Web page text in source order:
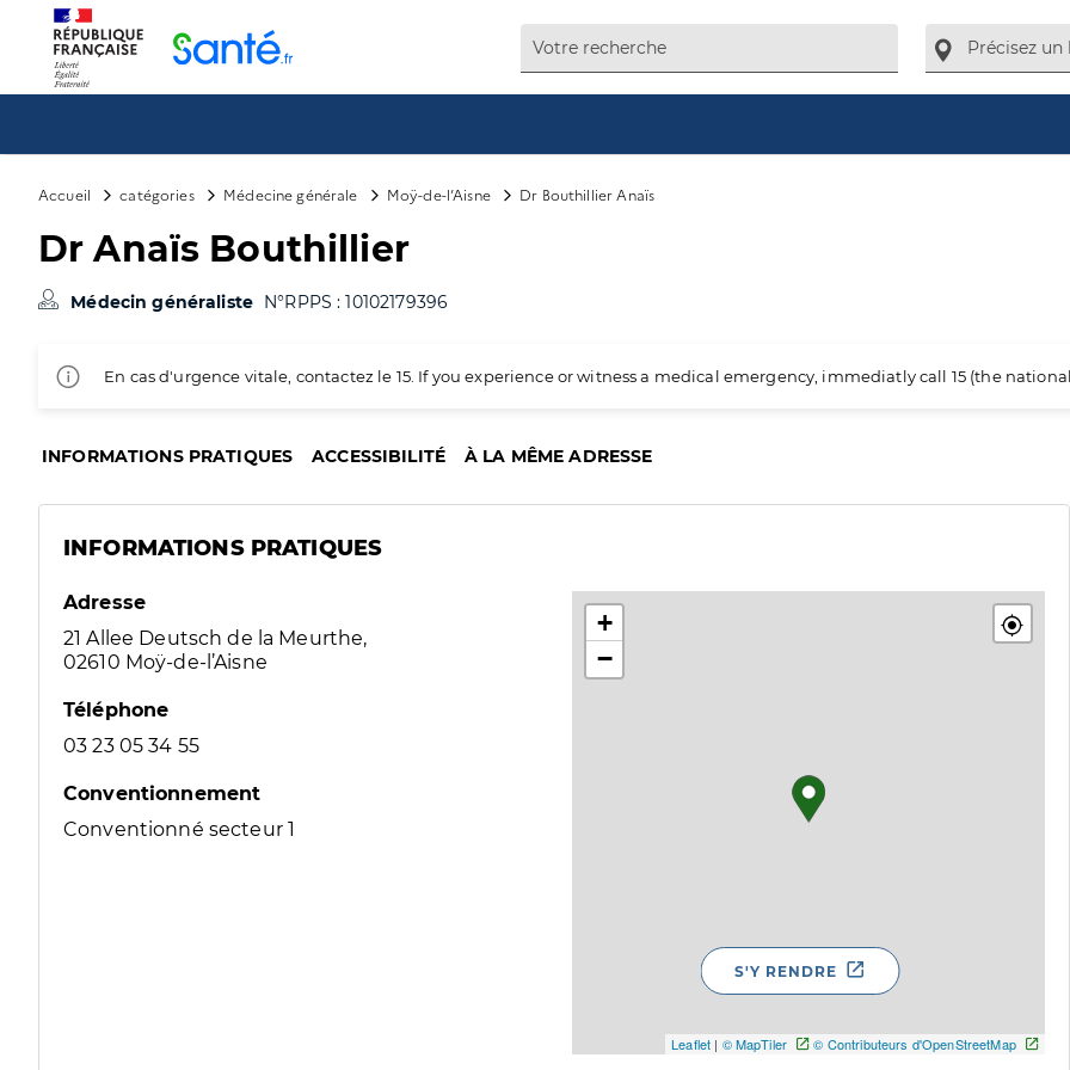
Accueil catégories Médecine générale Moÿ-de-l’Aisne Dr Bouthillier Anaïs
Dr Anaïs Bouthillier
Médecin généraliste N°RPPS : 10102179396
En cas d'urgence vitale, contactez le 15. If you experience or witness a medical emergency, immediatly call 15 (the
INFORMATIONS PRATIQUES ACCESSIBILITÉ À LA MÊME ADRESSE
INFORMATIONS PRATIQUES
Adresse
21 Allee Deutsch de la Meurthe,
02610 Moÿ-de-l’Aisne
Téléphone
03 23 05 34 55
Conventionnement
Conventionné secteur 1
+
−
Leaflet | © MapTiler © Contributeurs d'OpenStreetMap
S'Y RENDRE
Panneau de gestion des cookies